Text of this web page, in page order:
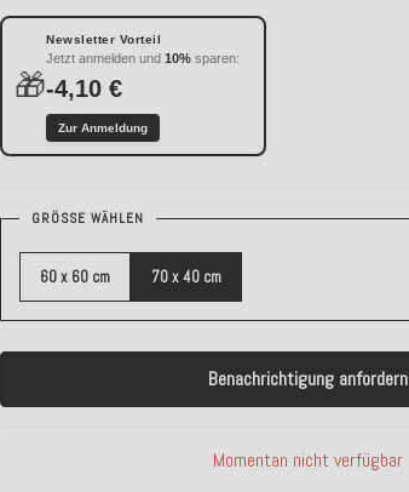
🎁
Newsletter Vorteil
Jetzt anmelden und10% sparen:
-4,10 €
Zur Anmeldung
GRÖSSE WÄHLEN
60 x 60 cm 70 x 40 cm
Benachrichtigung anfordern
Momentan nicht verfügbar